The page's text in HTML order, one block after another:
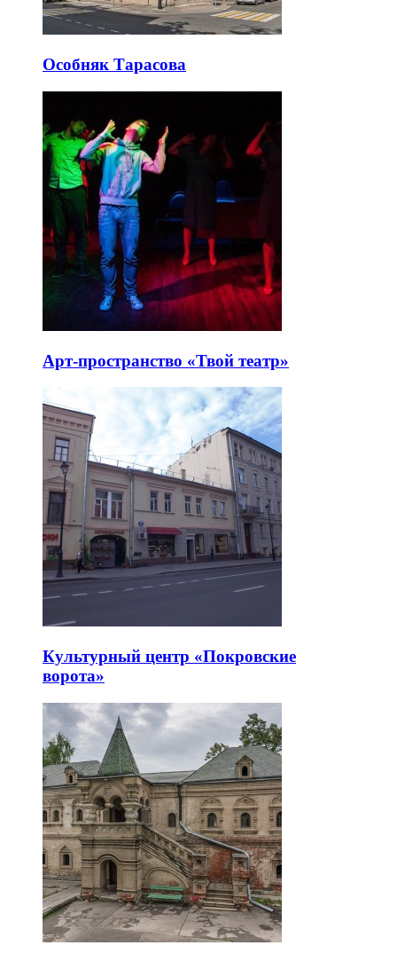
Особняк Тарасова
Арт-пространство «Твой театр»
Культурный центр «Покровские
ворота»